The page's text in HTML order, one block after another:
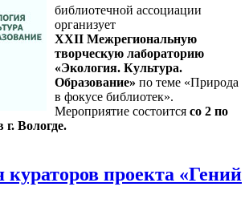
библиотечной ассоциации
организует
XXII Межрегиональную
творческую лабораторию
«Экология. Культура.
Образование» по теме «Природа
в фокусе библиотек».
Мероприятие состоится со 2 по
г. Вологде.
кураторов проекта «Гений